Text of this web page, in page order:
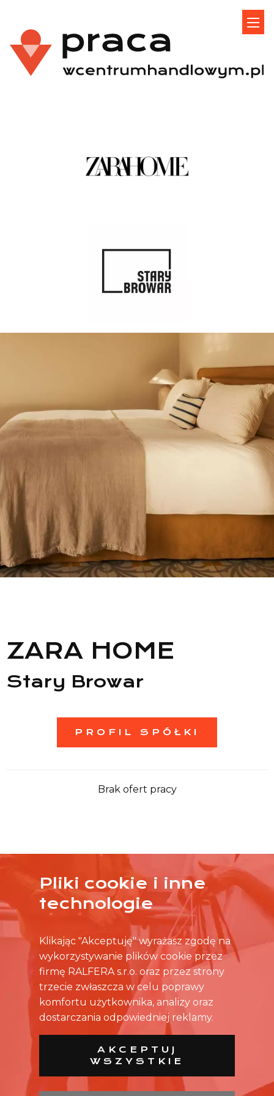
Lista sklepów
Informacje
ZARA HOME
Stary Browar
PROFIL SPÓŁKI
Brak ofert pracy
ŻADNA OFERTA CIĘ NIE ZAINTERESOWAŁA?
SKONTAKTUJ SIĘ BEZPOŚREDNIO ZE SKLEPEM.
Pliki cookie i inne
technologie
Klikając "Akceptuję" wyrażasz zgodę na
wykorzystywanie plików cookie przez
firmę RALFERA s.r.o. oraz przez strony
trzecie zwłaszcza w celu poprawy
komfortu użytkownika, analizy oraz
dostarczania odpowiedniej reklamy.
AKCEPTUJ
WSZYSTKIE